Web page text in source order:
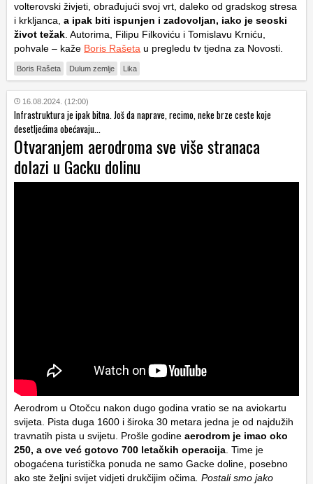
volterovski živjeti, obrađujući svoj vrt, daleko od gradskog stresa
i krkljanca, a ipak biti ispunjen i zadovoljan, iako je seoski
život težak . Autorima, Filipu Filkoviću i Tomislavu Krniću,
pohvale – kaže Boris Rašeta u pregledu tv tjedna za Novosti.
Boris Rašeta Dulum zemlje Lika
16.08.2024. (12:00)
Infrastruktura je ipak bitna. Još da naprave, recimo, neke brze ceste koje
desetljećima obećavaju...
Otvaranjem aerodroma sve više stranaca
dolazi u Gacku dolinu
Aerodrom u Otočcu nakon dugo godina vratio se na aviokartu
svijeta. Pista duga 1600 i široka 30 metara jedna je od najdužih
travnatih pista u svijetu. Prošle godine aerodrom je imao oko
250, a ove već gotovo 700 letačkih operacija . Time je
obogaćena turistička ponuda ne samo Gacke doline, posebno
ako ste željni svijet vidjeti drukčijim očima . Postali smo jako